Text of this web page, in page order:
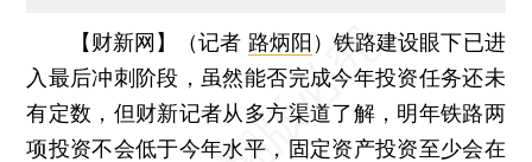
【财新网】（记者 路炳阳 ） 铁路建设眼下已进
入最后冲刺阶段，虽然能否完成今年投资任务还未
有定数，但财新记者从多方渠道了解，明年铁路两
项投资不会低于今年水平，固定资产投资至少会在